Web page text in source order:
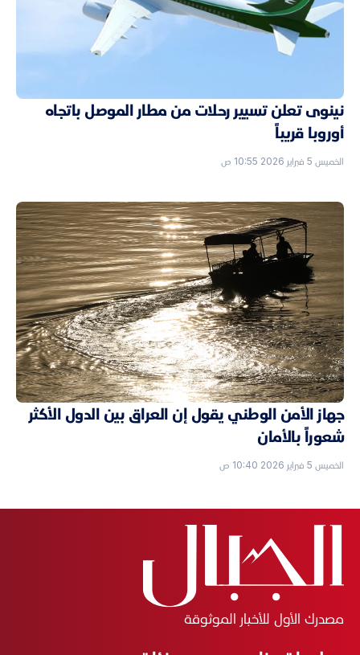
نينوى تعلن تسيير رحلات من مطار الموصل باتجاه
أوروبا قريباً
الخميس 5 فبراير 2026 10:55 ص
جهاز الأمن الوطني يقول إن العراق بين الدول الأكثر
شعوراً بالأمان
الخميس 5 فبراير 2026 10:40 ص
مصدرك الأول للأخبار الموثوقة